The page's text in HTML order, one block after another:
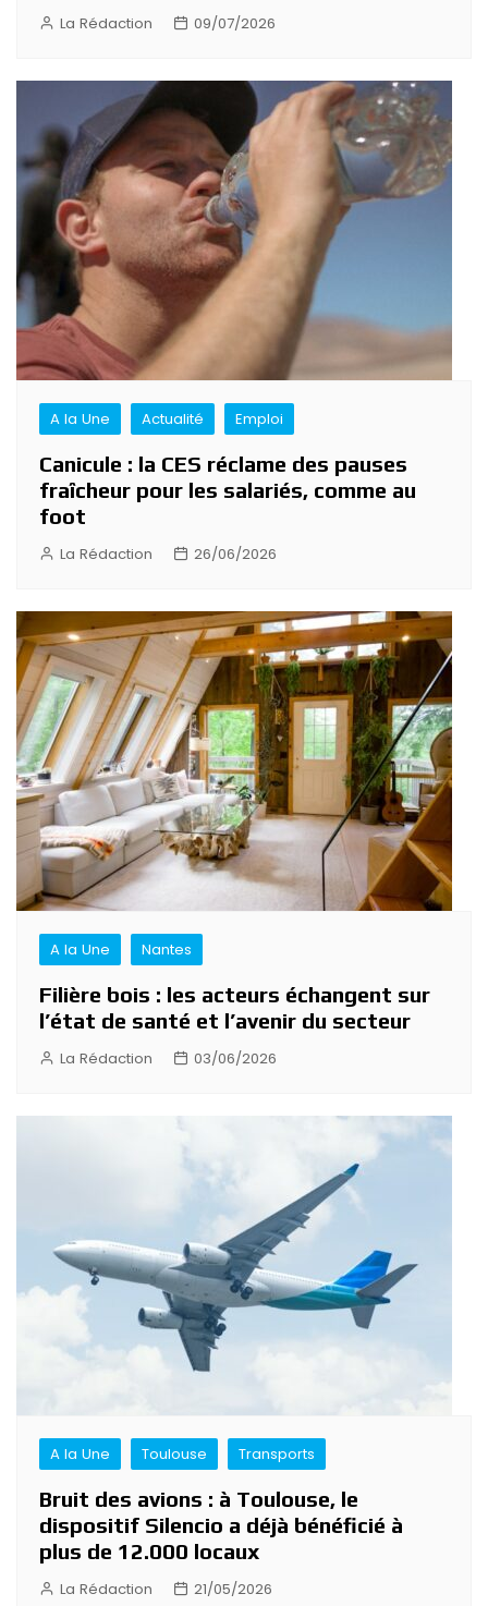
La Rédaction 09/07/2026
A la Une Actualité Emploi
Canicule : la CES réclame des pauses
fraîcheur pour les salariés, comme au
foot
La Rédaction 26/06/2026
A la Une Nantes
Filière bois : les acteurs échangent sur
l’état de santé et l’avenir du secteur
La Rédaction 03/06/2026
A la Une Toulouse Transports
Bruit des avions : à Toulouse, le
dispositif Silencio a déjà bénéficié à
plus de 12.000 locaux
La Rédaction 21/05/2026